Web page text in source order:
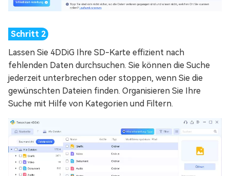
Lassen Sie 4DDiG Ihre SD-Karte effizient nach
fehlenden Daten durchsuchen. Sie können die Suche
jederzeit unterbrechen oder stoppen, wenn Sie die
gewünschten Dateien finden. Organisieren Sie Ihre
Suche mit Hilfe von Kategorien und Filtern.